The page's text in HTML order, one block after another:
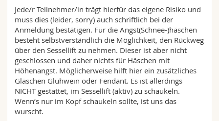
Jede/r Teilnehmer/in trägt hierfür das eigene Risiko und
muss dies (leider, sorry) auch schriftlich bei der
Anmeldung bestätigen. Für die Angst(Schnee-)häschen
besteht selbstverständlich die Möglichkeit, den Rückweg
über den Sessellift zu nehmen. Dieser ist aber nicht
geschlossen und daher nichts für Häschen mit
Höhenangst. Möglicherweise hilft hier ein zusätzliches
Gläschen Glühwein oder Fendant. Es ist allerdings
NICHT gestattet, im Sessellift (aktiv) zu schaukeln.
Wenn’s nur im Kopf schaukeln sollte, ist uns das
wurscht.